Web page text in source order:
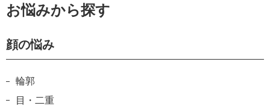
お悩みから探す
顔の悩み
輪郭
目・二重